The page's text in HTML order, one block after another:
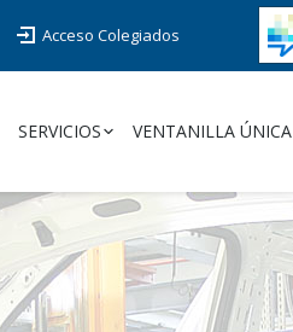
Acceso Colegiados
SERVICIOS VENTANILLA ÚNICA